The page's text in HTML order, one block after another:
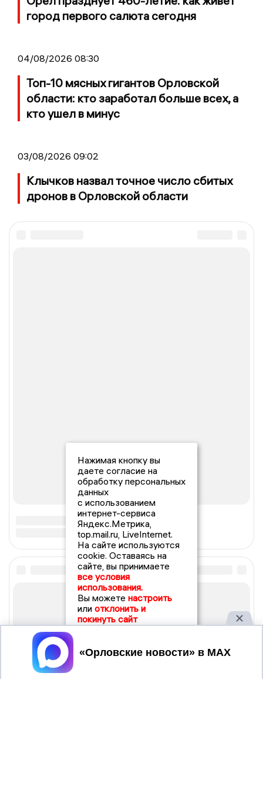
город первого салюта сегодня
04/08/2026 08:30
Топ-10 мясных гигантов Орловской
области: кто заработал больше всех, а
кто ушел в минус
03/08/2026 09:02
Клычков назвал точное число сбитых
дронов в Орловской области
Нажимая кнопку вы
даете согласие на
обработку персональных
данных
с использованием
интернет-сервиса
Яндекс.Метрика,
top.mail.ru, LiveInternet.
На сайте используются
cookie. Оставаясь на
сайте, вы принимаете
все условия
использования.
Вы можете настроить
или отклонить и
покинуть сайт
Принять